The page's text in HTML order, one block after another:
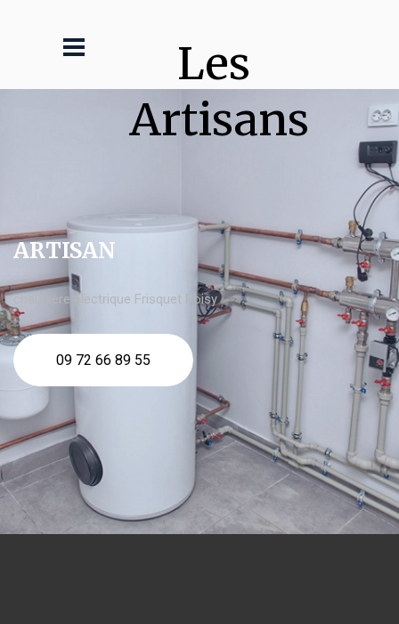
Les
Artisans
ARTISAN
chaudière électrique Frisquet Poisy
09 72 66 89 55